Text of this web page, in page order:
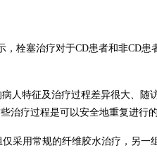
，栓塞治疗对于CD患者和非CD患
人特征及治疗过程差异很大、随
治疗过程是可以安全地重复进行的
仅采用常规的纤维胶水治疗，另一